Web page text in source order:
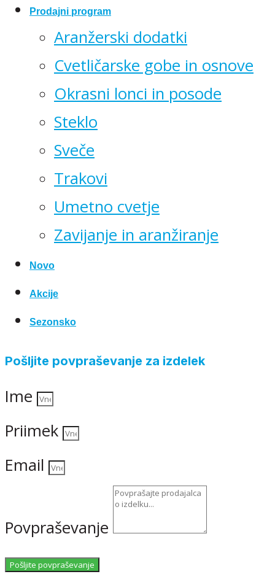
Prodajni program
Aranžerski dodatki
Cvetličarske gobe in osnove
Okrasni lonci in posode
Steklo
Sveče
Trakovi
Umetno cvetje
Zavijanje in aranžiranje
Novo
Akcije
Sezonsko
Pošljite povpraševanje za izdelek
Ime
Priimek
Email
Povpraševanje
Pošljite povpraševanje